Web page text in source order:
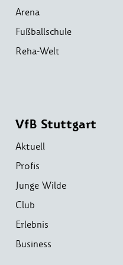
Arena
Fußballschule
Reha-Welt
VfB Stuttgart
Aktuell
Profis
Junge Wilde
Club
Erlebnis
Business